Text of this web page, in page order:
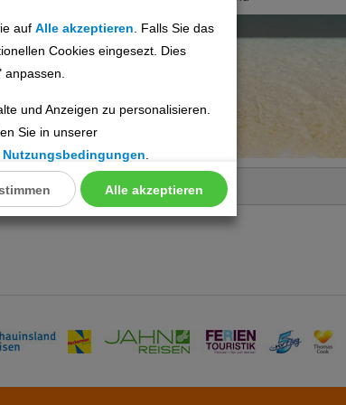
auf Alle akzeptieren . Falls Sie das
Cookies eingesezt. Dies
und Anzeigen zu personalisieren.
Sie in unserer
Alle akzeptieren